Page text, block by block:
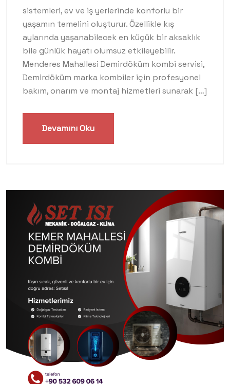
sistemleri, ev ve iş yerlerinde konforlu bir
yaşamın temelini oluşturur. Özellikle kış
aylarında yaşanabilecek en küçük bir aksaklık
bile günlük hayatı olumsuz etkileyebilir.
Menderes Mahallesi Demirdöküm kombi servisi,
Demirdöküm marka kombiler için profesyonel
bakım, onarım ve montaj hizmetleri sunarak […]
Devamını Oku